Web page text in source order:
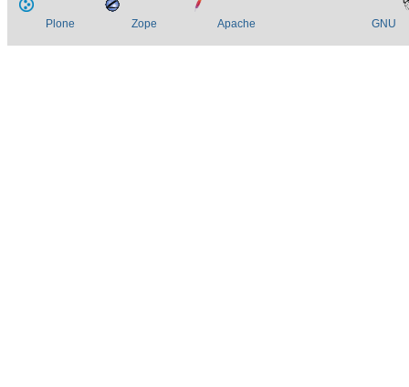
Plone Zope Apache GNU